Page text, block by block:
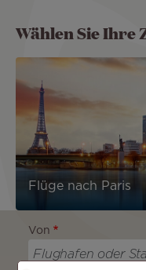
Wählen Sie Ihre
Flüge nach Paris
Von